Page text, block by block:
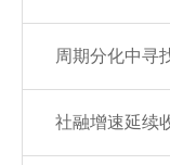
周期分化中寻
社融增速延续